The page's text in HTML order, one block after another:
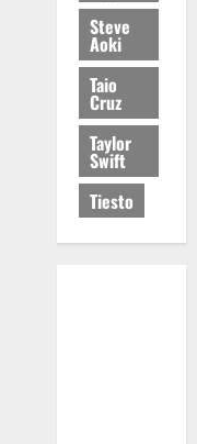
Steve
Aoki
Taio
Cruz
Taylor
Swift
Tiesto